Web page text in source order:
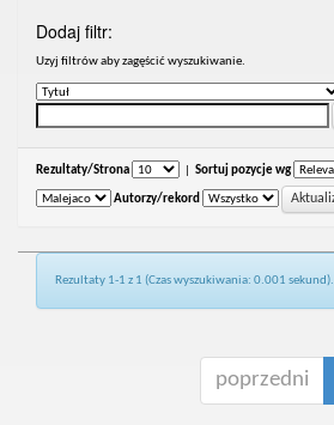
Dodaj filtr:
Uzyj filtrów aby zagęścić wyszukiwanie.
Rezultaty/Strona Sortuj pozycje wg
Autorzy/rekord
Rezultaty 1-1 z 1 (Czas wyszukiwania: 0.001 sekund).
poprzedni